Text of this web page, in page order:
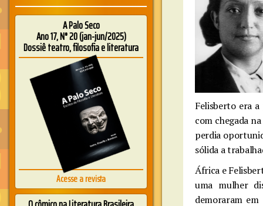
A Palo Seco
Ano 17, N° 20 (jan-jun/2025)
Dossiê teatro, filosofia e literatura
Acesse a revista
Felisberto era a
com chegada
perdia
sólida a
África e
uma mulher
demoraram